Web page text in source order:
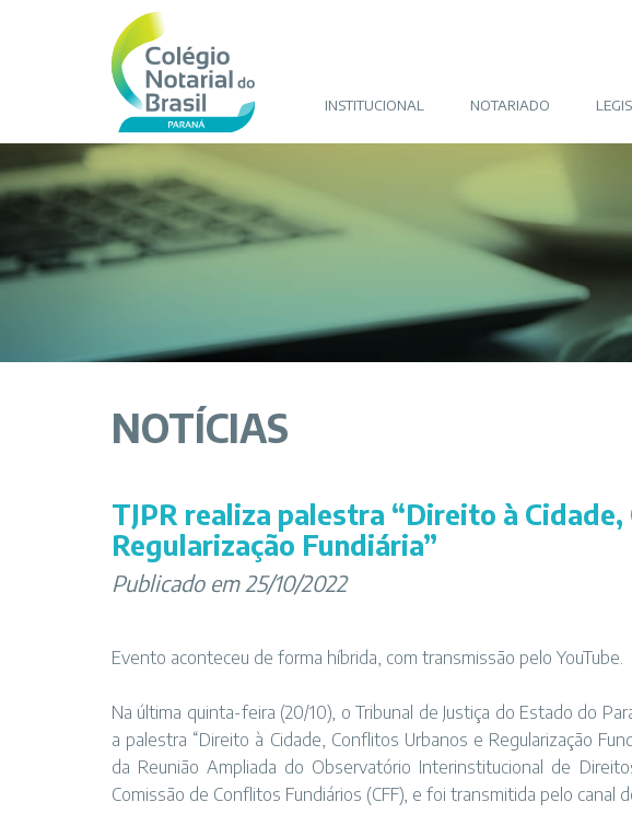
INSTITUCIONAL NOTARIADO
NOTÍCIAS
TJPR realiza palestra “Direito à
Regularização Fundiária”
Publicado em 25/10/2022
Evento aconteceu de forma híbrida, com transmissão pelo YouTube.
Na última quinta-feira (20/10), o Tribunal de Justiça do Estado do
a palestra “Direito à Cidade, Conflitos Urbanos e Regularização
da Reunião Ampliada do Observatório Interinstitucional de
Comissão de Conflitos Fundiários (CFF), e foi transmitida pelo canal